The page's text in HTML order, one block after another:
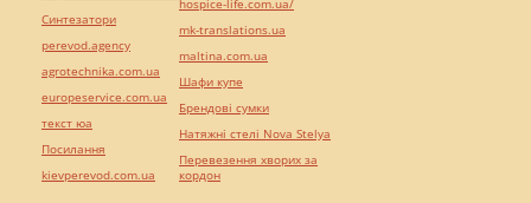
Синтезатори
perevod.agency
agrotechnika.com.ua
europeservice.com.ua
текст юа
Посилання
kievperevod.com.ua
hospice-life.com.ua/
mk-translations.ua
maltina.com.ua
Шафи купе
Брендові сумки
Натяжні стелі Nova Stelya
Перевезення хворих за
кордон